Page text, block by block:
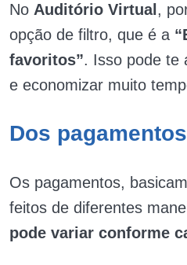
No Auditório Virtual ,
opção de filtro, que é a
favoritos”. Isso pode te
e economizar muito
Dos
Os pagamentos,
feitos de diferentes
pode variar conforme